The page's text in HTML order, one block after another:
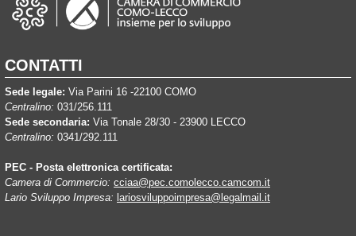
CONTATTI
Sede legale: Via Parini 16 -22100 COMO
Centralino: 031/256.111
Sede secondaria: Via Tonale 28/30 - 23900 LECCO
Centralino: 0341/292.111
PEC - Posta elettronica certificata:
Camera di Commercio: cciaa@pec.comolecco.camcom.it
Lario Sviluppo Impresa: lariosviluppoimpresa@legalmail.it